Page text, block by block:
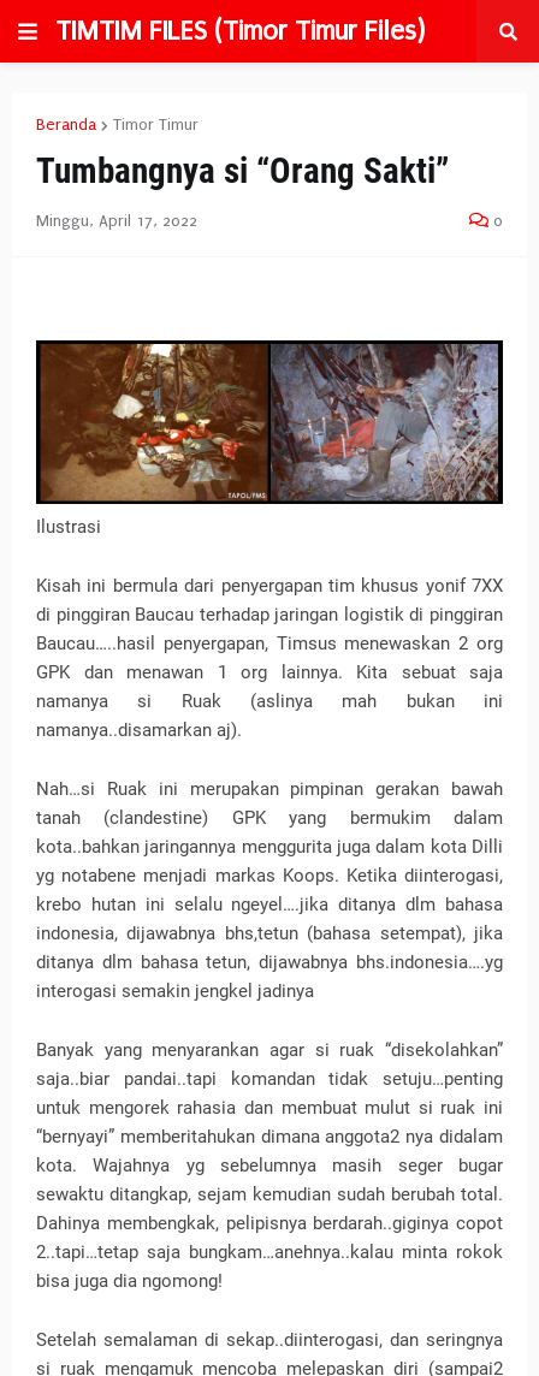
TIMTIM FILES (Timor Timur Files)
Beranda Timor Timur
Tumbangnya si “Orang Sakti”
Minggu, April 17, 2022 0
Ilustrasi
Kisah ini bermula dari penyergapan tim khusus yonif 7XX
di pinggiran Baucau terhadap jaringan logistik di pinggiran
Baucau…..hasil penyergapan, Timsus menewaskan 2 org
GPK dan menawan 1 org lainnya. Kita sebuat saja
namanya si Ruak (aslinya mah bukan ini
namanya..disamarkan aj).
Nah…si Ruak ini merupakan pimpinan gerakan bawah
tanah (clandestine) GPK yang bermukim dalam
kota..bahkan jaringannya menggurita juga dalam kota Dilli
yg notabene menjadi markas Koops. Ketika diinterogasi,
krebo hutan ini selalu ngeyel….jika ditanya dlm bahasa
indonesia, dijawabnya bhs,tetun (bahasa setempat), jika
ditanya dlm bahasa tetun, dijawabnya bhs.indonesia….yg
interogasi semakin jengkel jadinya
Banyak yang menyarankan agar si ruak “disekolahkan”
saja..biar pandai..tapi komandan tidak setuju…penting
untuk mengorek rahasia dan membuat mulut si ruak ini
“bernyayi” memberitahukan dimana anggota2 nya didalam
kota. Wajahnya yg sebelumnya masih seger bugar
sewaktu ditangkap, sejam kemudian sudah berubah total.
Dahinya membengkak, pelipisnya berdarah..giginya copot
2..tapi…tetap saja bungkam…anehnya..kalau minta rokok
bisa juga dia ngomong!
Setelah semalaman di sekap..diinterogasi, dan seringnya
si ruak mengamuk mencoba melepaskan diri (sampai2